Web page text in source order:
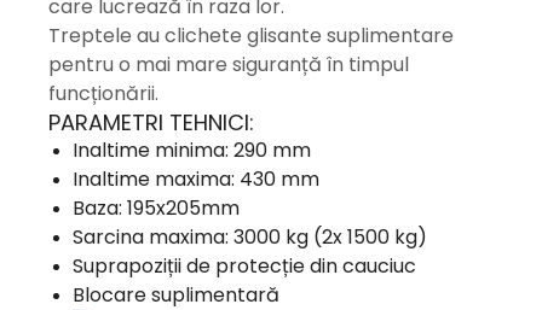
care lucrează în raza lor.
Treptele au clichete glisante suplimentare
pentru o mai mare siguranță în timpul
funcționării.
PARAMETRI TEHNICI:
Inaltime minima: 290 mm
Inaltime maxima: 430 mm
Baza: 195x205mm
Sarcina maxima: 3000 kg (2x 1500 kg)
Suprapoziții de protecție din cauciuc
Blocare suplimentară